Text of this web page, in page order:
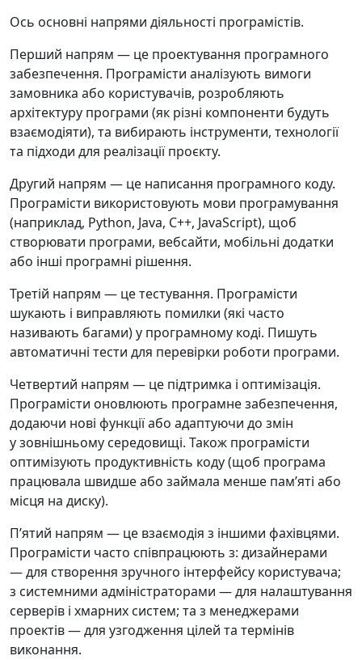
Ось основні напрями діяльності програмістів.
Перший напрям — це проектування програмного
забезпечення. Програмісти аналізують вимоги
замовника або користувачів, розробляють
архітектуру програми (як різні компоненти будуть
взаємодіяти), та вибирають інструменти, технології
та підходи для реалізації проєкту.
Другий напрям — це написання програмного коду.
Програмісти використовують мови програмування
(наприклад, Python, Java, C++, JavaScript), щоб
створювати програми, вебсайти, мобільні додатки
або інші програмні рішення.
Третій напрям — це тестування. Програмісти
шукають і виправляють помилки (які часто
називають багами) у програмному коді. Пишуть
автоматичні тести для перевірки роботи програми.
Четвертий напрям — це підтримка і оптимізація.
Програмісти оновлюють програмне забезпечення,
додаючи нові функції або адаптуючи до змін
у зовнішньому середовищі. Також програмісти
оптимізують продуктивність коду (щоб програма
працювала швидше або займала менше памʼяті або
місця на диску).
Пʼятий напрям — це взаємодія з іншими фахівцями.
Програмісти часто співпрацюють з: дизайнерами
— для створення зручного інтерфейсу користувача;
з системними адміністраторами — для налаштування
серверів і хмарних систем; та з менеджерами
проектів — для узгодження цілей та термінів
виконання.